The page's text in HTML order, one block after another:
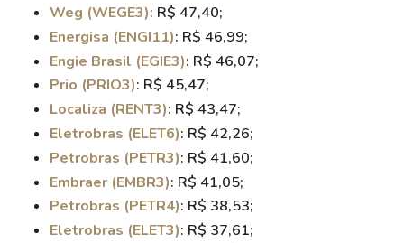
Weg (WEGE3): R$ 47,40;
Energisa (ENGI11): R$ 46,99;
Engie Brasil (EGIE3): R$ 46,07;
Prio (PRIO3): R$ 45,47;
Localiza (RENT3): R$ 43,47;
Eletrobras (ELET6): R$ 42,26;
Petrobras (PETR3): R$ 41,60;
Embraer (EMBR3): R$ 41,05;
Petrobras (PETR4): R$ 38,53;
Eletrobras (ELET3): R$ 37,61;